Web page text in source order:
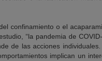
confinamiento o el
“la pandemia de
de las acciones
implican un